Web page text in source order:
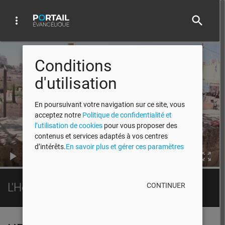
more_vert search
Video Player
L'Heure de la Bonne Nouvelle - 2013
play_arrow
Conditions
d'utilisation
En poursuivant votre navigation sur ce site, vous
acceptez notre Politique de confidentialité et
l’utilisation de cookiespour vous proposer des
contenus et services adaptés à vos centres
d’intérêts.En savoir plus et gérer ces paramètres
CONTINUER